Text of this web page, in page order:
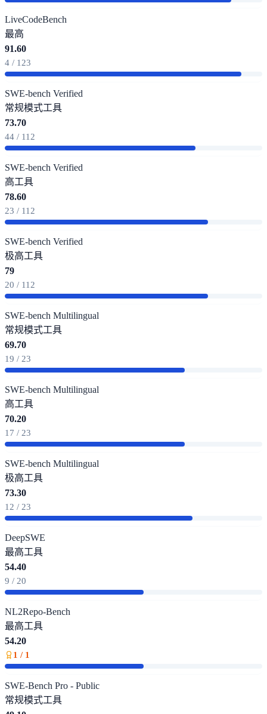
LiveCodeBench
最高
91.60
4 / 123
SWE-bench Verified
常规模式工具
73.70
44 / 112
SWE-bench Verified
高工具
78.60
23 / 112
SWE-bench Verified
极高工具
79
20 / 112
SWE-bench Multilingual
常规模式工具
69.70
19 / 23
SWE-bench Multilingual
高工具
70.20
17 / 23
SWE-bench Multilingual
极高工具
73.30
12 / 23
DeepSWE
最高工具
54.40
9 / 20
NL2Repo-Bench
最高工具
54.20
1 / 1
SWE-Bench Pro - Public
常规模式工具